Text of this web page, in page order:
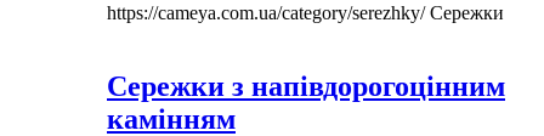
https://cameya.com.ua/category/serezhky/Сережки
Сережки з напівдорогоцінним
камінням